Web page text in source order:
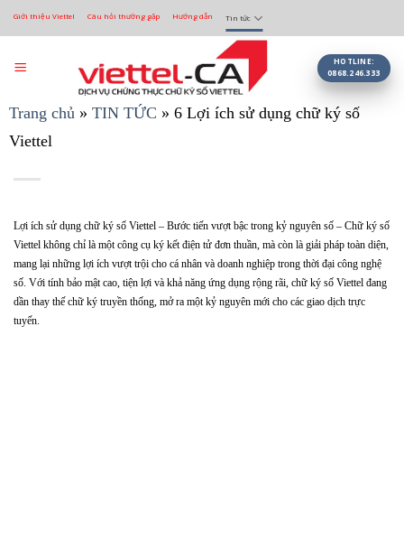
qua
nội
Giới thiệu Viettel Câu hỏi thường gặp Hướng dẫn Tin tức
HOTLINE:
0868.246.333
Trang chủ» TIN TỨC » 6 Lợi ích sử dụng chữ ký số
Viettel
Lợi ích sử dụng chữ ký số Viettel – Bước tiến vượt bậc trong kỷ nguyên số – Chữ ký số
Viettel không chỉ là một công cụ ký kết điện tử đơn thuần, mà còn là giải pháp toàn diện,
mang lại những lợi ích vượt trội cho cá nhân và doanh nghiệp trong thời đại công nghệ
số. Với tính bảo mật cao, tiện lợi và khả năng ứng dụng rộng rãi, chữ ký số Viettel đang
dần thay thế chữ ký truyền thống, mở ra một kỷ nguyên mới cho các giao dịch trực
tuyến.